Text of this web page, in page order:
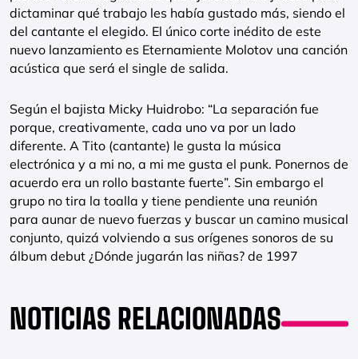
dictaminar qué trabajo les había gustado más, siendo el
del cantante el elegido. El único corte inédito de este
nuevo lanzamiento es Eternamiente Molotov una canción
acústica que será el single de salida.
Según el bajista Micky Huidrobo: “La separación fue
porque, creativamente, cada uno va por un lado
diferente. A Tito (cantante) le gusta la música
electrónica y a mi no, a mi me gusta el punk. Ponernos de
acuerdo era un rollo bastante fuerte”. Sin embargo el
grupo no tira la toalla y tiene pendiente una reunión
para aunar de nuevo fuerzas y buscar un camino musical
conjunto, quizá volviendo a sus orígenes sonoros de su
álbum debut ¿Dónde jugarán las niñas? de 1997
NOTICIAS RELACIONADAS